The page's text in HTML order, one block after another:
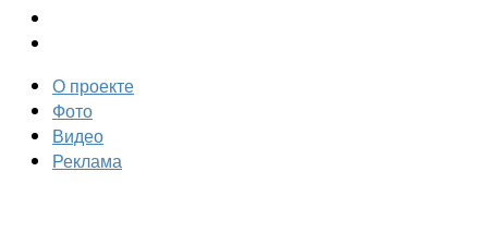
О проекте
Фото
Видео
Реклама